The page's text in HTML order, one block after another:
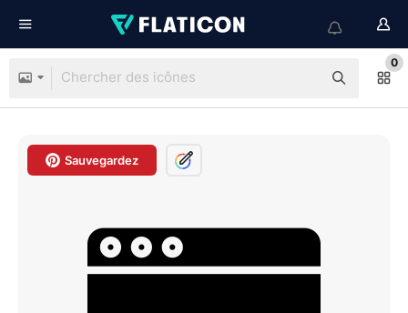
0
Sauvegardez